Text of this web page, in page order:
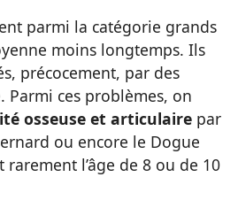
parmi la catégorie grands
moins longtemps. Ils
précocement, par des
Parmi ces problèmes, on
osseuse et articulaire par
ou encore le Dogue
l’âge de 8 ou de 10